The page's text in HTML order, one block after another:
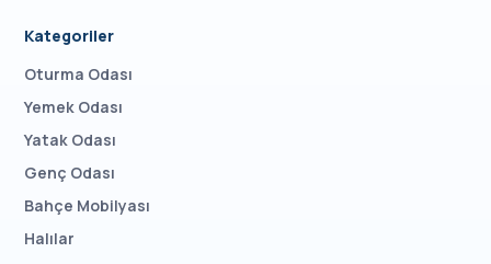
Kategoriler
Oturma Odası
Yemek Odası
Yatak Odası
Genç Odası
Bahçe Mobilyası
Halılar